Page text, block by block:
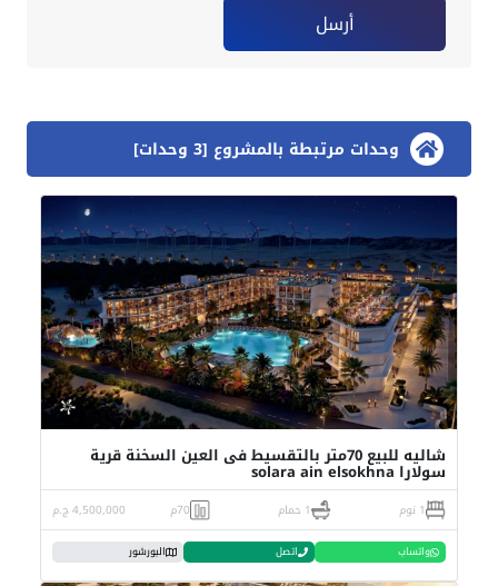
أرسل
وحدات مرتبطة بالمشروع [3 وحدات]
شاليه للبيع 70متر بالتقسيط فى العين السخنة قرية
سولارا solara ain elsokhna
1 نوم 1 حمام 70م 4,500,000 ج.م
واتساب اتصل البورشور